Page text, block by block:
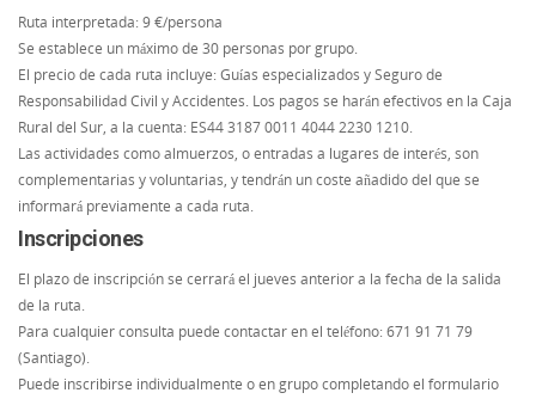
Ruta interpretada: 9 €/persona
Se establece un máximo de 30 personas por grupo.
El precio de cada ruta incluye: Guías especializados y Seguro de
Responsabilidad Civil y Accidentes. Los pagos se harán efectivos en la Caja
Rural del Sur, a la cuenta: ES44 3187 0011 4044 2230 1210.
Las actividades como almuerzos, o entradas a lugares de interés, son
complementarias y voluntarias, y tendrán un coste añadido del que se
informará previamente a cada ruta.
Inscripciones
El plazo de inscripción se cerrará el jueves anterior a la fecha de la salida
de la ruta.
Para cualquier consulta puede contactar en el teléfono: 671 91 71 79
(Santiago).
Puede inscribirse individualmente o en grupo completando el formulario